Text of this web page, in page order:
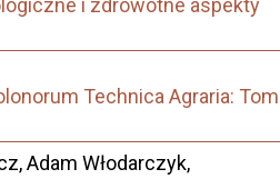
i zdrowotne aspekty
Technica Agraria: Tom
Adam Włodarczyk,